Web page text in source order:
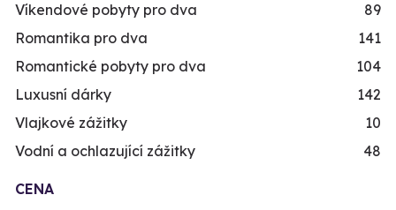
Víkendové pobyty pro dva
89
Romantika pro dva
141
Romantické pobyty pro dva
104
Luxusní dárky
142
Vlajkové zážitky
10
Vodní a ochlazující zážitky
48
CENA